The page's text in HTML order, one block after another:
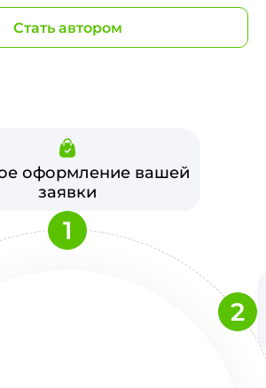
Стать автором
оформление вашей
заявки
1
2